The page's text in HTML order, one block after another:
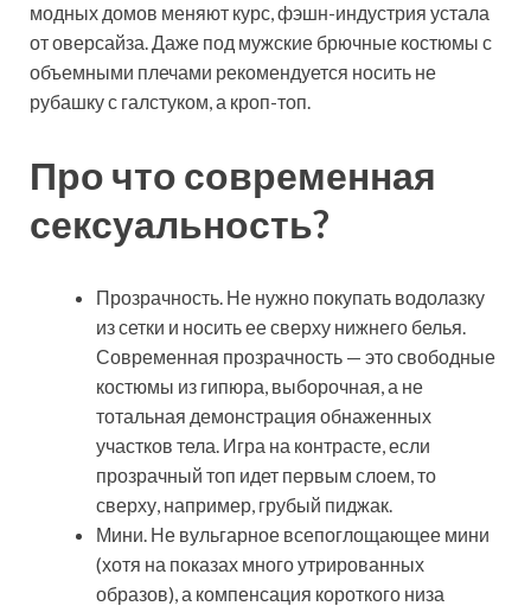
модных домов меняют курс, фэшн-индустрия устала
от оверсайза. Даже под мужские брючные костюмы с
объемными плечами рекомендуется носить не
рубашку с галстуком, а кроп-топ.
Про что современная
сексуальность?
Прозрачность. Не нужно покупать водолазку
из сетки и носить ее сверху нижнего белья.
Современная прозрачность — это свободные
костюмы из гипюра, выборочная, а не
тотальная демонстрация обнаженных
участков тела. Игра на контрасте, если
прозрачный топ идет первым слоем, то
сверху, например, грубый пиджак.
Мини. Не вульгарное всепоглощающее мини
(хотя на показах много утрированных
образов), а компенсация короткого низа